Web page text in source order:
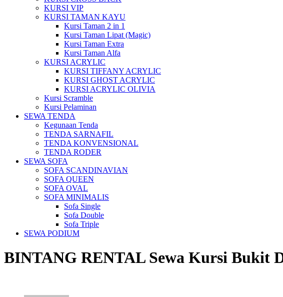
KURSI VIP
KURSI TAMAN KAYU
Kursi Taman 2 in 1
Kursi Taman Lipat (Magic)
Kursi Taman Extra
Kursi Taman Alfa
KURSI ACRYLIC
KURSI TIFFANY ACRYLIC
KURSI GHOST ACRYLIC
KURSI ACRYLIC OLIVIA
Kursi Scramble
Kursi Pelaminan
SEWA TENDA
Kegunaan Tenda
TENDA SARNAFIL
TENDA KONVENSIONAL
TENDA RODER
SEWA SOFA
SOFA SCANDINAVIAN
SOFA QUEEN
SOFA OVAL
SOFA MINIMALIS
Sofa Single
Sofa Double
Sofa Triple
SEWA PODIUM
BINTANG RENTAL Sewa Kursi Bukit